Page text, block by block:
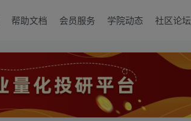
帮助文档 会员服务 学院动态 社区论坛